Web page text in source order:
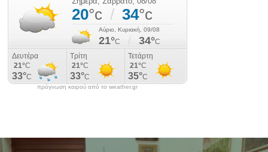
πρόγνωση καιρού από το weather.gr